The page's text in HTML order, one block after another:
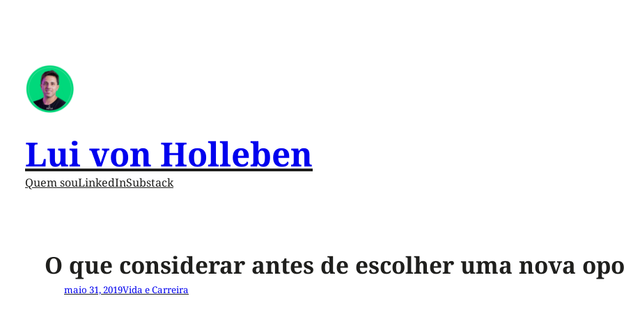
Lui von Holleben
Quem souLinkedInSubstack
O que considerar antes de escolher uma nova
maio 31, 2019Vida e Carreira